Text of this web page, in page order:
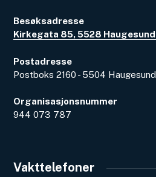
Besøksadresse
Kirkegata 85, 5528 Haugesund
Postadresse
Postboks 2160 - 5504 Haugesund
Organisasjonsnummer
944 073 787
Vakttelefoner